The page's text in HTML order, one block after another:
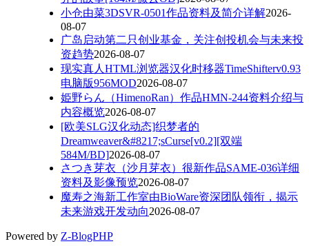
小仓由菜3DSVR-0501作品资料及简介详解2026-
08-07
广岛启动第二只创业基金，关注创投机会与未来投
资趋势2026-08-07
现实真人HTML浏览器汉化时移器TimeShifterv0.93
电脑版956MOD2026-08-07
姫野らん（HimenoRan）作品HMN-244资料介绍与
内容概览2026-08-07
[欧美SLG汉化动态]织梦者的
Dreamweaver&#8217;sCurse[v0.2][双端
584M/BD]2026-08-07
さつき芽衣（沙月芽衣）很新作品SAME-036详细
资料及影像预览2026-08-07
魔寿之海新工作室由BioWare资深团队领衔，揭示
未来游戏开发动向2026-08-07
Powered by Z-BlogPHP